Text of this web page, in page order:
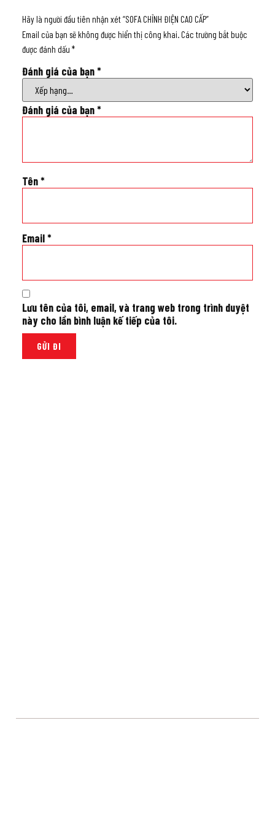
Hãy là người đầu tiên nhận xét “SOFA CHỈNH ĐIỆN CAO CẤP”
Email của bạn sẽ không được hiển thị công khai.Các trường bắt buộc
được đánh dấu *
Đánh giá của bạn*
Đánh giá của bạn*
Tên*
Email*
Lưu tên của tôi, email, và trang web trong trình duyệt
này cho lần bình luận kế tiếp của tôi.